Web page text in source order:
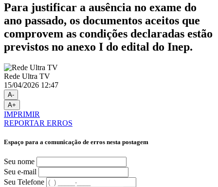
Para justificar a ausência no exame do
ano passado, os documentos aceitos que
comprovem as condições declaradas estão
previstos no anexo I do edital do Inep.
Rede Ultra TV
15/04/2026 12:47
A-
A+
IMPRIMIR
REPORTAR ERROS
Espaço para a comunicação de erros nesta postagem
Seu nome
Seu e-mail
Seu Telefone